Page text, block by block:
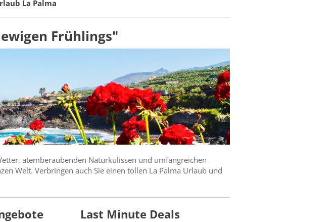
La Palma
Frühlings"
atemberaubenden Naturkulissen und umfangreichen
Welt. Verbringen auch Sie einen tollen La Palma Urlaub und
Last Minute Deals